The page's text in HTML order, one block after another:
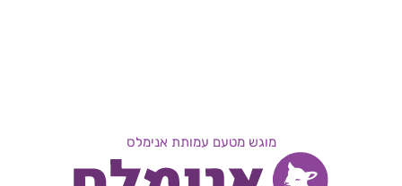
מוגש מטעם עמותת אנימלס